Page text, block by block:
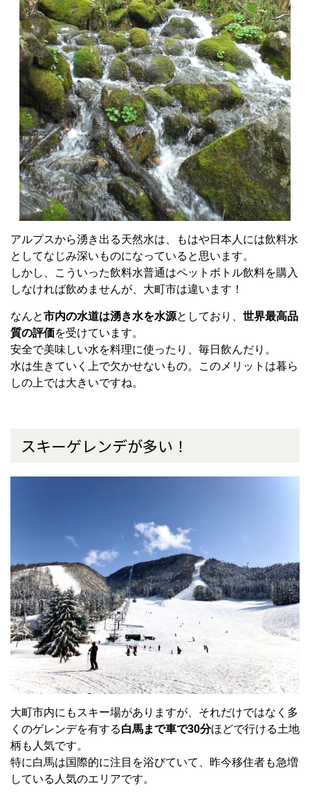
アルプスから湧き出る天然水は、もはや日本人には飲料水
としてなじみ深いものになっていると思います。
しかし、こういった飲料水普通はペットボトル飲料を購入
しなければ飲めませんが、大町市は違います！
なんと市内の水道は湧き水を水源としており、 世界最高品
質の評価を受けています。
安全で美味しい水を料理に使ったり、毎日飲んだり。
水は生きていく上で欠かせないもの。このメリットは暮ら
しの上では大きいですね。
スキーゲレンデが多い！
大町市内にもスキー場がありますが、それだけではなく多
くのゲレンデを有する白馬まで車で30分ほどで行ける土地
柄も人気です。
特に白馬は国際的に注目を浴びていて、昨今移住者も急増
している人気のエリアです。